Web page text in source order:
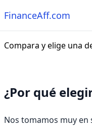
FinanceAff.com
Compara y elige una
¿Por qué
Nos tomamos muy